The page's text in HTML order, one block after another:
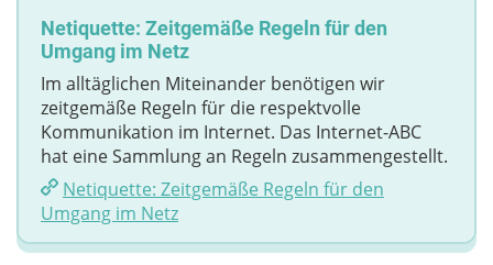
Netiquette: Zeitgemäße Regeln für den
Umgang im Netz
Im alltäglichen Miteinander benötigen wir
zeitgemäße Regeln für die respektvolle
Kommunikation im Internet. Das Internet-ABC
hat eine Sammlung an Regeln zusammengestellt.
Netiquette: Zeitgemäße Regeln für den
Umgang im Netz